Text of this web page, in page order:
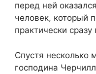
перед ней
человек, который
практически
Спустя несколько
господина